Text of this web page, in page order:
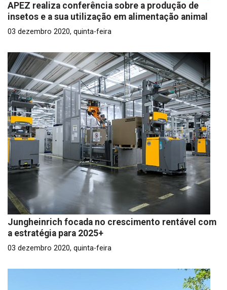
APEZ realiza conferência sobre a produção de
insetos e a sua utilização em alimentação animal
03 dezembro 2020, quinta-feira
Jungheinrich focada no crescimento rentável com
a estratégia para 2025+
03 dezembro 2020, quinta-feira